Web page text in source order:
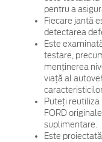
pentru a
Fiecare jantă
detectarea
Este
testare,
menținerea
viață al
Puteți reutiliza
FORD
suplimentare.
Este